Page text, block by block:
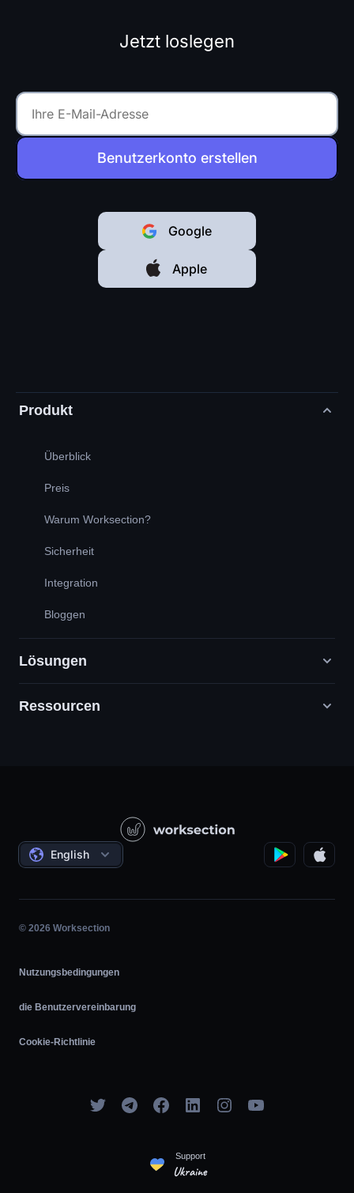
Jetzt loslegen
Benutzerkonto erstellen
Google
Apple
Produkt
Überblick
Preis
Warum Worksection?
Sicherheit
Integration
Bloggen
Lösungen
Digitale Marketingagenturen
Staatliche / Soziale Projekte
Projektmanagement
Stundengenaue Arbeit
Agile
Ressourcen
Bedingungen
English
© 2026 Worksection
Nutzungsbedingungen
die Benutzervereinbarung
Cookie-Richtlinie
Support
Ukraine